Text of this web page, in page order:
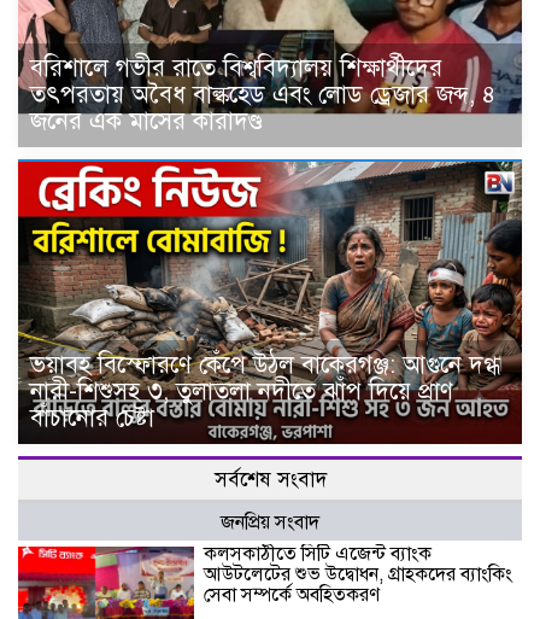
বরিশালে গভীর রাতে বিশ্ববিদ্যালয় শিক্ষার্থীদের
তৎপরতায় অবৈধ বাল্কহেড এবং লোড ড্রেজার জব্দ, ৪
জনের এক মাসের কারাদণ্ড
ভয়াবহ বিস্ফোরণে কেঁপে উঠল বাকেরগঞ্জ: আগুনে দগ্ধ
নারী-শিশুসহ ৩, তুলাতলা নদীতে ঝাঁপ দিয়ে প্রাণ
বাঁচানোর চেষ্টা
সর্বশেষ সংবাদ
জনপ্রিয় সংবাদ
কলসকাঠীতে সিটি এজেন্ট ব্যাংক
আউটলেটের শুভ উদ্বোধন, গ্রাহকদের ব্যাংকিং
সেবা সম্পর্কে অবহিতকরণ